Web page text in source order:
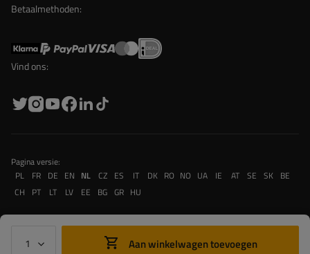
Aan winkelwagen toevoegen
Betaalmethoden:
Vind ons:
Pagina versie:
PL
FR DE EN NL CZ ES IT DK RO NO UA IE AT SE SK BE
CH
PT LT LV EE BG GR HU